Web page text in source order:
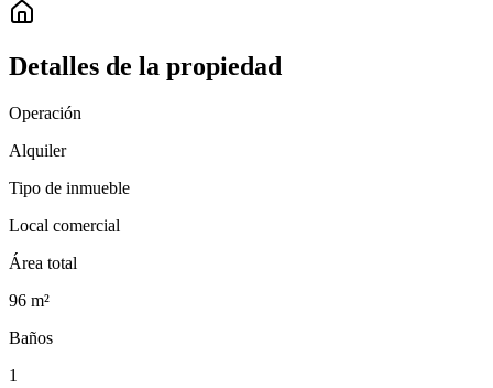
Detalles de la propiedad
Operación
Alquiler
Tipo de inmueble
Local comercial
Área total
96 m²
Baños
1